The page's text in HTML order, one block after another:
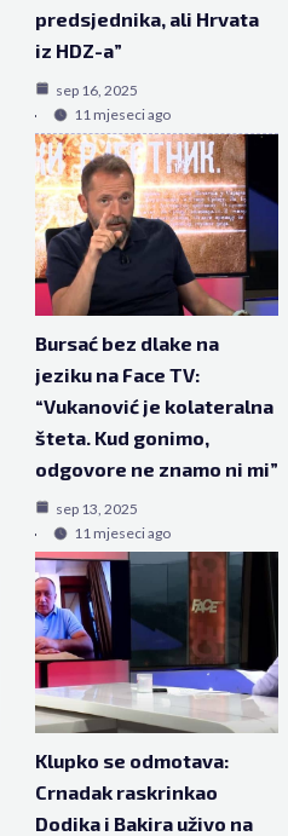
predsjednika, ali Hrvata
iz HDZ-a”
sep 16, 2025
11 mjeseci ago
Bursać bez dlake na
jeziku na Face TV:
“Vukanović je kolateralna
šteta. Kud gonimo,
odgovore ne znamo ni mi”
sep 13, 2025
11 mjeseci ago
Klupko se odmotava:
Crnadak raskrinkao
Dodika i Bakira uživo na